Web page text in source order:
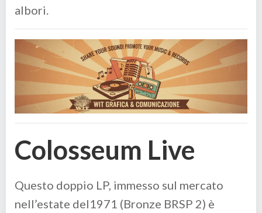
albori.
Colosseum Live
Questo doppio LP, immesso sul mercato
nell’estate del1971 (Bronze BRSP 2) è